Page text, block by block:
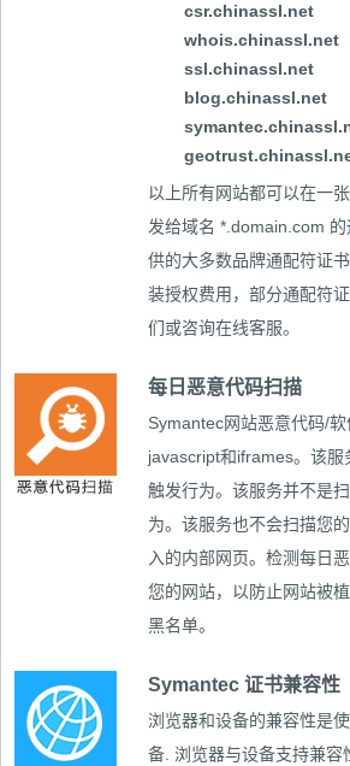
csr.chinassl.net
whois.chinassl.net
ssl.chinassl.net
blog.chinassl.net
以上所有网站都可以在一
发给域名 *.domain.com 的
供的大多数品牌通配符证
装授权费用，部分通配符
们或咨询在线客服。
每日恶意代码扫描
Symantec网站恶意代码/
javascript和iframes。该
触发行为。该服务并不是
为。该服务也不会扫描您
入的内部网页。检测每日
您的网站，以防止网站被
黑名单。
Symantec 证书兼容性
浏览器和设备的兼容性是
备. 浏览器与设备支持兼